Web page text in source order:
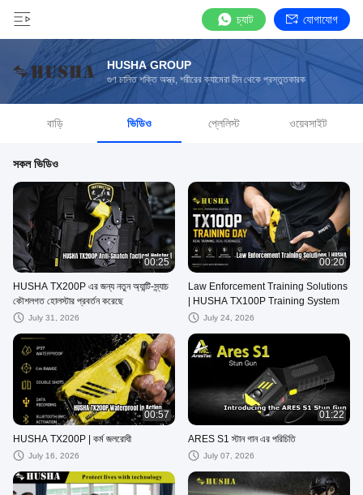
চ্যাট যোগাযোগ
HUSHA GROUP
গুণ চালিত শক্তি অস্ত্র, শরীরের ক্যামেরা চীন থেকে প্রস্তুতকারক
বাড়ি ভিডিও প্লেলিস্ট ওয়েবসাইট
সকল ভিডিও
00:25
HUSHA TX200P এর জন্য নতুন অ্যান্টি-স্ন্যাচ
কৌশলগত হোলস্টার প্রবর্তন করেছে
July 31, 2026
00:20
Law Enforcement Training Solutions
| HUSHA TX100P Training System
July 24, 2026
00:57
HUSHA TX200P | কর্ম জলরোধী
July 16, 2026
01:22
ARES S1 স্টান গান এর পরিচিতি
July 07, 2026